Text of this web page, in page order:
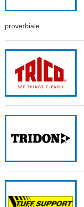
proverbiale.